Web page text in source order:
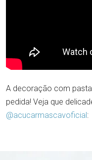
A decoração com
pedida! Veja que
@acucarmascavoficial: